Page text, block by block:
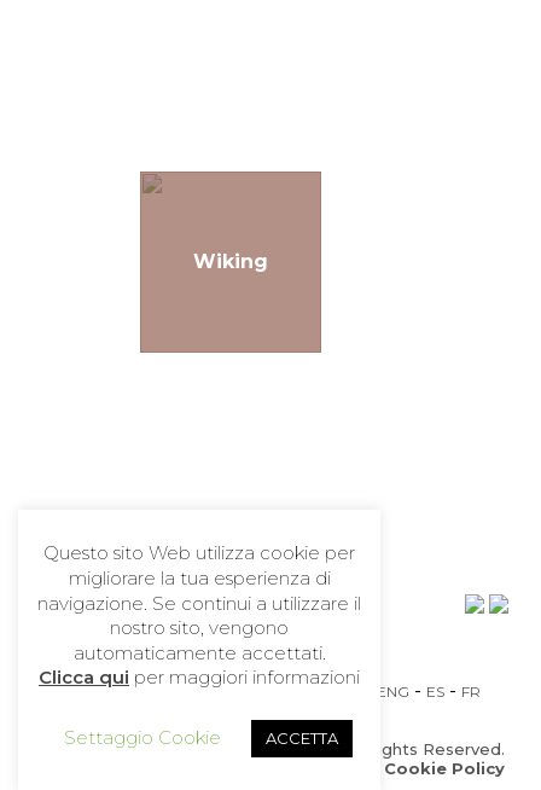
Wiking
ENG - ES - FR
Copyright ©2019 Perego1963 S.n.c. All Rights Reserved.
Cookie Policy
Questo sito Web utilizza cookie per
migliorare la tua esperienza di
navigazione. Se continui a utilizzare il
nostro sito, vengono
automaticamente accettati.
Clicca qui per maggiori informazioni
Settaggio Cookie ACCETTA